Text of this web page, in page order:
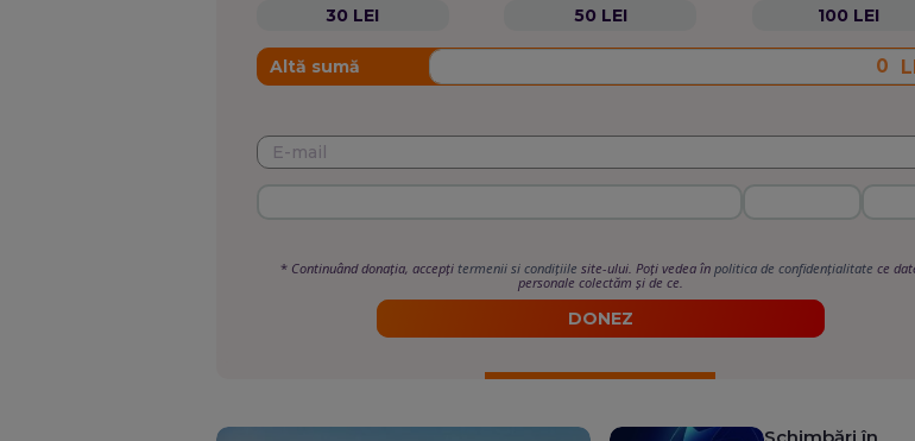
30 LEI
50 LEI 100 LEI
Altă sumă
* Continuând donația, accepțitermenii si condițiile site-ului. Poți vedea înpolitica de confidențialitate ce
personale colectăm și de ce.
DONEZ